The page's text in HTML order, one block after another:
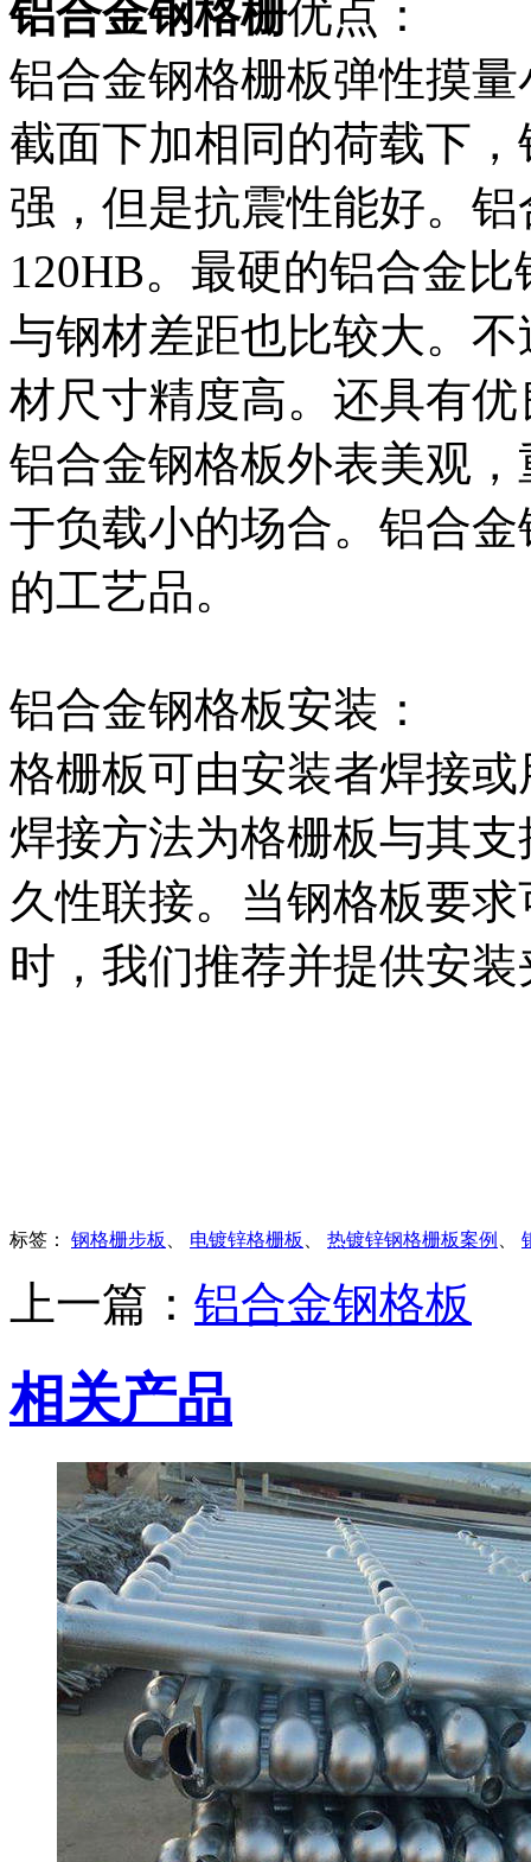
铝合金钢格栅优点：
铝合金钢格栅板弹性摸
截面下加相同的荷载下
强，但是抗震性能好。
120HB。最硬的铝合金
与钢材差距也比较大。
材尺寸精度高。还具有
铝合金钢格板外表美观
于负载小的场合。铝合
的工艺品。
铝合金钢格板安装：
格栅板可由安装者焊接
焊接方法为格栅板与其
久性联接。当钢格板要
时，我们推荐并提供安装
标签： 钢格栅步板 、 电镀锌格栅板 、 热镀锌钢格栅板案例 、
上一篇： 铝合金钢格板
相关产品